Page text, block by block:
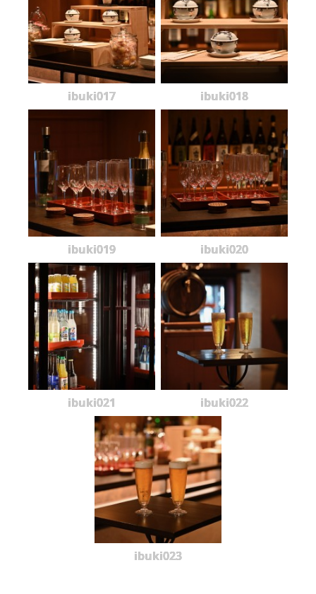
ibuki017 ibuki018
ibuki019 ibuki020
ibuki021 ibuki022
ibuki023